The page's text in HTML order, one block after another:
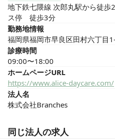
地下鉄七隈線 次郎丸駅から徒
ス停　徒歩3分
勤務地情報
福岡県福岡市早良区田村六丁目
診療時間
09:00〜18:00
ホームページURL
https://www.alice-daycare.com/
法人名
株式会社Branches
同じ法人の求人